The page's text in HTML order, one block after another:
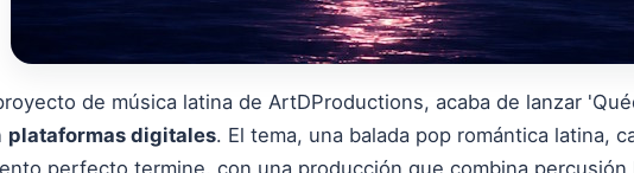
de música latina de ArtDProductions, acaba de lanzar
plataformas digitales. El tema, una balada pop romántica latina,
perfecto termine, con una producción que combina percusión